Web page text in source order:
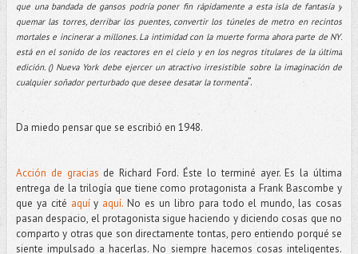
que una bandada de gansos podría poner fin rápidamente a esta isla de fantasía y
quemar las torres, derribar los puentes, convertir los túneles de metro en recintos
mortales e incinerar a millones. La intimidad con la muerte forma ahora parte de NY:
está en el sonido de los reactores en el cielo y en los negros titulares de la última
edición. () Nueva York debe ejercer un atractivo irresistible sobre la imaginación de
cualquier soñador perturbado que desee desatar la tormenta”.
Da miedo pensar que se escribió en 1948.
Acción de gracias de Richard Ford. Éste lo terminé ayer. Es la última
entrega de la trilogía que tiene como protagonista a Frank Bascombe y
que ya cité aquíy aquí. No es un libro para todo el mundo, las cosas
pasan despacio, el protagonista sigue haciendo y diciendo cosas que no
comparto y otras que son directamente tontas, pero entiendo porqué se
siente impulsado a hacerlas. No siempre hacemos cosas inteligentes.